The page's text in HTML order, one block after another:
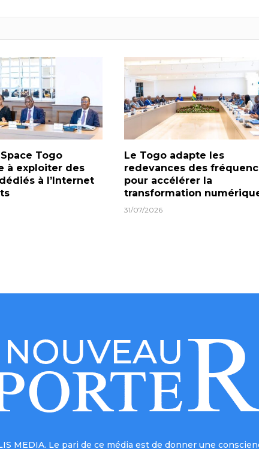
Togo
à exploiter des
à l’Internet
Le Togo adapte les
redevances des
pour accélérer la
transformation
31/07/2026
MEDIA. Le pari de ce média est de donner une